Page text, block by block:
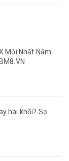
Mới Nhất Năm
hai khối? So